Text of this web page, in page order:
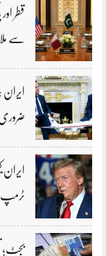
قطر
سے
ایران
ایران
ٹرمپ
بجٹ؛